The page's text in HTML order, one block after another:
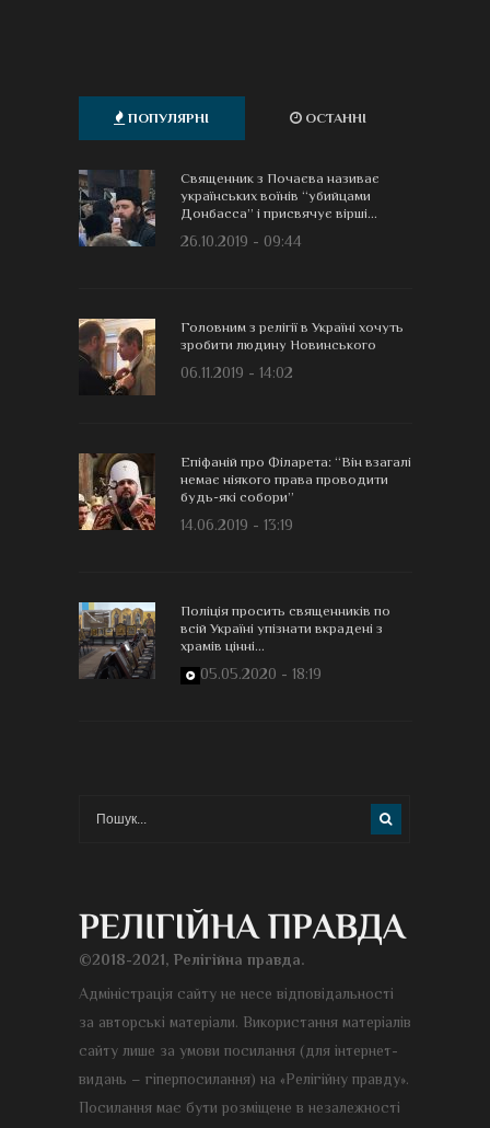
ПОПУЛЯРНІ ОСТАННІ
Священник з Почаєва називає
українських воїнів “убийцами
Донбасса” і присвячує вірші...
26.10.2019 - 09:44
Головним з релігії в Україні хочуть
зробити людину Новинського
06.11.2019 - 14:02
Епіфаній про Філарета: “Він взагалі
немає ніякого права проводити
будь-які собори”
14.06.2019 - 13:19
Поліція просить священників по
всій Україні упізнати вкрадені з
храмів цінні...
05.05.2020 - 18:19
©2018-2021, Релігійна правда.
Адміністрація сайту не несе відповідальності
за авторські матеріали. Використання матеріалів
сайту лише за умови посилання (для інтернет-
видань – гіперпосилання) на «Релігійну правду».
Посилання має бути розміщене в незалежності